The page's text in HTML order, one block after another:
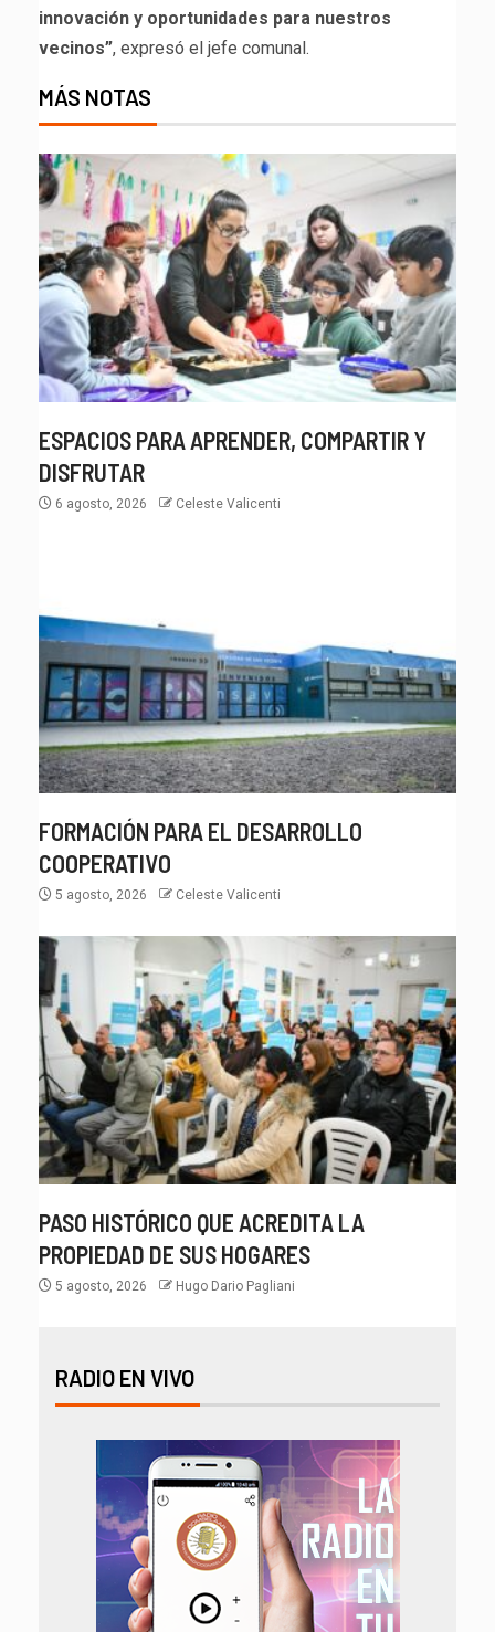
innovación y oportunidades para nuestros
vecinos”, expresó el jefe comunal.
MÁS NOTAS
ESPACIOS PARA APRENDER, COMPARTIR Y
DISFRUTAR
6 agosto, 2026 Celeste Valicenti
FORMACIÓN PARA EL DESARROLLO
COOPERATIVO
5 agosto, 2026 Celeste Valicenti
PASO HISTÓRICO QUE ACREDITA LA
PROPIEDAD DE SUS HOGARES
5 agosto, 2026 Hugo Dario Pagliani
RADIO EN VIVO